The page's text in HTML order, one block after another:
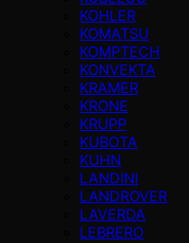
KOHLER
KOMATSU
KOMPTECH
KONVEKTA
KRAMER
KRONE
KRUPP
KUBOTA
KUHN
LANDINI
LANDROVER
LAVERDA
LEBRERO